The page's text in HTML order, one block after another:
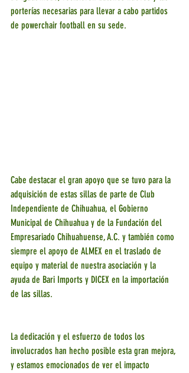
porterías necesarias para llevar a cabo partidos
de powerchair football en su sede.
Cabe destacar el gran apoyo que se tuvo para la
adquisición de estas sillas de parte de Club
Independiente de Chihuahua, el Gobierno
Municipal de Chihuahua y de la Fundación del
Empresariado Chihuahuense, A.C. y también como
siempre el apoyo de ALMEX en el traslado de
equipo y material de nuestra asociación y la
ayuda de Bari Imports y DICEX en la importación
de las sillas.
La dedicación y el esfuerzo de todos los
involucrados han hecho posible esta gran mejora,
y estamos emocionados de ver el impacto